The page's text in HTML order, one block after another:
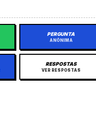
PERGUNTA
ANÔNIMA
RESPOSTAS
VER RESPOSTAS